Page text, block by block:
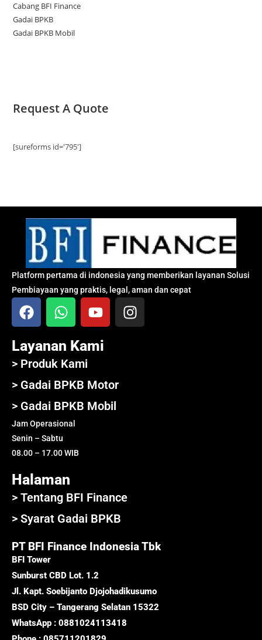
Cabang BFI Finance
Gadai BPKB
Gadai BPKB Mobil
Request A Quote
[sureforms id='795']
Platform pertama di indonesia yang memberikan layanan Solusi
Pembiayaan yang praktis, legal, aman dan cepat
Layanan Kami
> Produk Kami
> Gadai BPKB Motor
> Gadai BPKB Mobil
Jam Operasional
Senin – Sabtu
08.00 – 17.00 WIB
Halaman
> Tentang BFI Finance
> Syarat Gadai BPKB
PT BFI Finance Indonesia Tbk
BFI Tower
Sunburst CBD Lot. 1.2
Jl. Kapt. Soebijanto Djojohadikusumo
BSD City – Tangerang Selatan 15322
WhatsApp : 0881024113418